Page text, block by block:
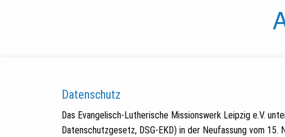
Datenschutz
Das Evangelisch-Lutherische Missionswerk Leipzig e.V.
Datenschutzgesetz, DSG-EKD) in der Neufassung vom